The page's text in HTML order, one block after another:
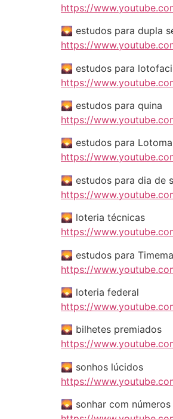
https://
🌄 estudos para dupla
https://
🌄 estudos para
https://
🌄 estudos para quina
https://
🌄 estudos para
https://
🌄 estudos para dia de
https://
🌄 loteria técnicas
https://
🌄 estudos para
https://
🌄 loteria federal
https://
🌄 bilhetes premiados
https://
🌄 sonhos lúcidos
https://
🌄 sonhar com números